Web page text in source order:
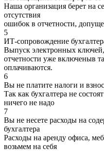
Наша организация берет на
отсутствия
ошибок в отчетности,
5
ИТ-сопровождение
Выпуск электронных ключей,
отчетности уже включеныв
оплачиваются.
6
Вы не платите налоги и
Так как бухгалтера не
ничего не надо
7
Вы не несете расходы на
бухгалтера
Расходы на аренду офиса,
возьмем на себя